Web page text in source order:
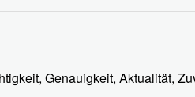
Genauigkeit, Aktualität,